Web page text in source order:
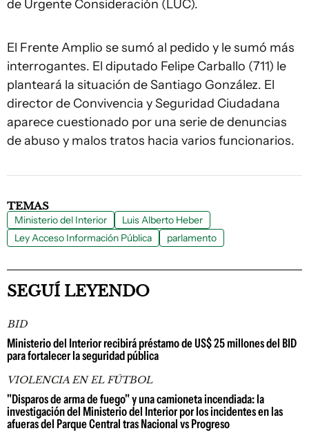
de Urgente Consideración (LUC).
El Frente Amplio se sumó al pedido y le sumó más
interrogantes. El diputado Felipe Carballo (711) le
planteará la situación de Santiago González. El
director de Convivencia y Seguridad Ciudadana
aparece cuestionado por una serie de denuncias
de abuso y malos tratos hacia varios funcionarios.
TEMAS
Ministerio del Interior
Luis Alberto Heber
Ley Acceso Información Pública
parlamento
SEGUÍ LEYENDO
BID
Ministerio del Interior recibirá préstamo de US$ 25 millones del BID
para fortalecer la seguridad pública
VIOLENCIA EN EL FÚTBOL
"Disparos de arma de fuego" y una camioneta incendiada: la
investigación del Ministerio del Interior por los incidentes en las
afueras del Parque Central tras Nacional vs Progreso